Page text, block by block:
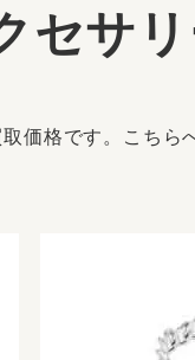
セサ
価格です。こち